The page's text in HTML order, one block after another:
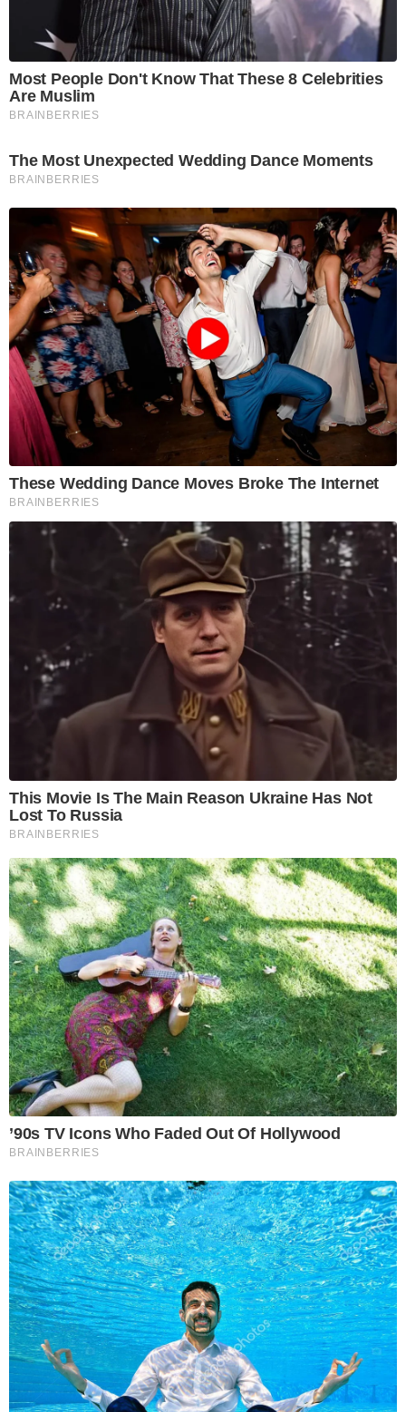
Most People Don't Know That These 8 Celebrities
Are Muslim
BRAINBERRIES
The Most Unexpected Wedding Dance Moments
BRAINBERRIES
These Wedding Dance Moves Broke The Internet
BRAINBERRIES
This Movie Is The Main Reason Ukraine Has Not
Lost To Russia
BRAINBERRIES
’90s TV Icons Who Faded Out Of Hollywood
BRAINBERRIES